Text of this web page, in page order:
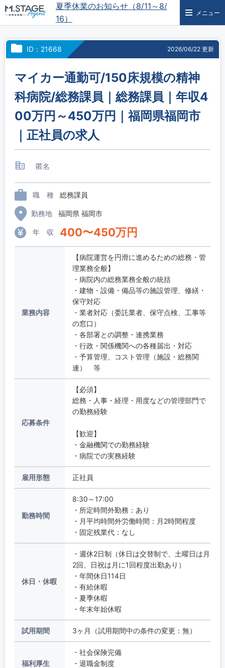
夏季休業のお知らせ（8/11～8/
16）
メニュー
ID：21668 2026/06/22 更新
マイカー通勤可/150床規模の精神
科病院/総務課員｜総務課員｜年収4
00万円～450万円｜福岡県福岡市
｜正社員の求人
匿名
職 種 総務課員
勤務地 福岡県 福岡市
年 収 400〜450万円
業務内容
【病院運営を円滑に進めるための総務・管
理業務全般】
・病院内の総務業務全般の統括
・建物・設備・備品等の施設管理、修繕・
保守対応
・業者対応（委託業者、保守点検、工事等
の窓口）
・各部署との調整・連携業務
・行政・関係機関への各種届出・対応
・予算管理、コスト管理（施設・総務関
連） 等
応募条件
【必須】
総務・人事・経理・用度などの管理部門で
の勤務経験
【歓迎】
・金融機関での勤務経験
・病院での実務経験
雇用形態 正社員
勤務時間
8:30～17:00
・所定時間外勤務：あり
・月平均時間外労働時間：月2時間程度
・固定残業代：なし
休日・休暇
・週休2日制（休日は交替制で、土曜日は月
2回、日祝は月に1回程度出勤あり）
・年間休日114日
・有給休暇
・夏季休暇
・年末年始休暇
試用期間 3ヶ月（試用期間中の条件の変更：無）
福利厚生
・社会保険完備
・退職金制度